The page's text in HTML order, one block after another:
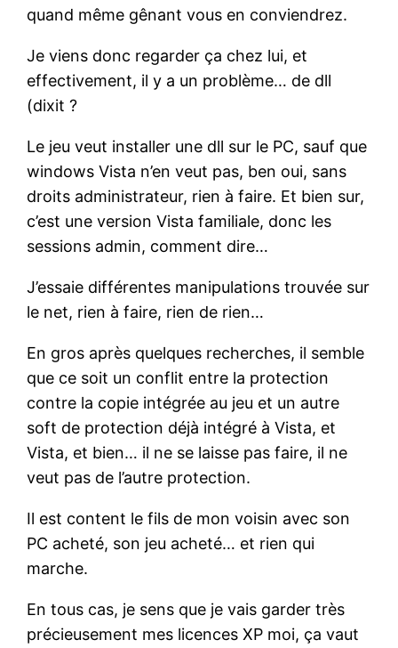
quand même gênant vous en conviendrez.
Je viens donc regarder ça chez lui, et
effectivement, il y a un problème… de dll
(dixit ?
Le jeu veut installer une dll sur le PC, sauf que
windows Vista n’en veut pas, ben oui, sans
droits administrateur, rien à faire. Et bien sur,
c’est une version Vista familiale, donc les
sessions admin, comment dire…
J’essaie différentes manipulations trouvée sur
le net, rien à faire, rien de rien…
En gros après quelques recherches, il semble
que ce soit un conflit entre la protection
contre la copie intégrée au jeu et un autre
soft de protection déjà intégré à Vista, et
Vista, et bien… il ne se laisse pas faire, il ne
veut pas de l’autre protection.
Il est content le fils de mon voisin avec son
PC acheté, son jeu acheté… et rien qui
marche.
En tous cas, je sens que je vais garder très
précieusement mes licences XP moi, ça vaut